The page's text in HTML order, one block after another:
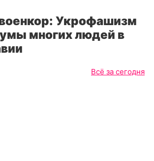
Укрофашизм
многих людей в
Всё за сегодня